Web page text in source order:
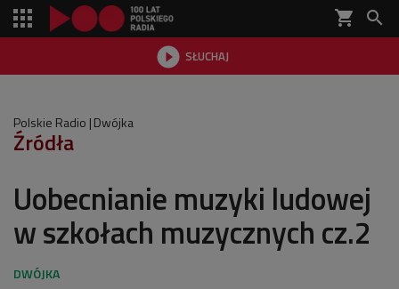
shopping_cart 
 SŁUCHAJ

Polskie Radio Dwójka
Źródła
Uobecnianie muzyki ludowej
w szkołach muzycznych cz.2